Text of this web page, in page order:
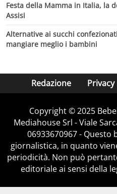
Festa della Mamma in Italia, la
Assisi
Alternative ai succhi
mangiare meglio i bambini
Redazione Privacy
Copyright © 2025
Mediahouse Srl - Viale
06933670967 -
giornalistica, in quanto
periodicità. Non può
editoriale ai sensi della